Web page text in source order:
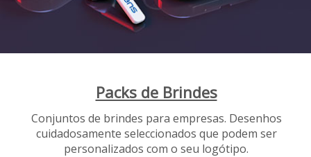
Packs de Brindes
Conjuntos de brindes para empresas. Desenhos
cuidadosamente seleccionados que podem ser
personalizados com o seu logótipo.